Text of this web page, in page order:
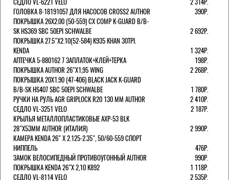
ГОЛОВКА 8-18191057 ДЛЯ НАСОСОВ CROSS2 AUTHOR
390Р.
ПОКРЫШКА 26X2.00 (50-559) CX COMP K-GUARD B/B-
SK HS369 SBC 50EPI SCHWALBE
2 692Р.
ПОКРЫШКА 27.5"Х2.10(52-584) K935 KHAN 30TPI.
KENDA
1 324Р.
АПТЕЧКА 5-880162 7 ЗАПЛАТОК+КЛЕЙ+ТЕРКА
198Р.
ПОКРЫШКА AUTHOR 26"Х1,95 WING
2 268Р.
ПОКРЫШКА 20X1.90 (47-406) BLACK JACK K-GUARD
B/B-SK HS407 SBC 50EPI SCHWALBE
1 780Р.
РУЧКИ НА РУЛЬ AGR GRIPLOCK R20 130 ММ AUTHOR
2 410Р.
СЕДЛО VL-3251 VELO
2 187Р.
КРЫЛЬЯ МЕТАЛЛОПЛАСТИКОВЫЕ AXP-53 BLK
28"Х53ММ AUTHOR (ИТАЛИЯ)
2 990Р.
КАМЕРА KENDA 26" Х 2.125-2.35", 50/60-559 СПОРТ
НИППЕЛЬ
476Р.
ЗАМОК ВЕЛОСИПЕДНЫЙ ПРОТИВОУГОННЫЙ AUTHOR
990Р.
ПОКРЫШКА KENDA 26"Х 2,10 K892
1 118Р.
СЕДЛО VL-8114 VELO
2 535Р.